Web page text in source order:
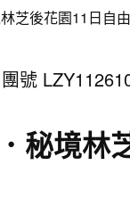
芝後花園11日自
團號
秘境林